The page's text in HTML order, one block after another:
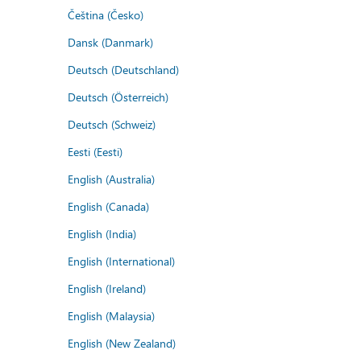
Čeština (Česko)
Dansk (Danmark)
Deutsch (Deutschland)
Deutsch (Österreich)
Deutsch (Schweiz)
Eesti (Eesti)
English (Australia)
English (Canada)
English (India)
English (International)
English (Ireland)
English (Malaysia)
English (New Zealand)